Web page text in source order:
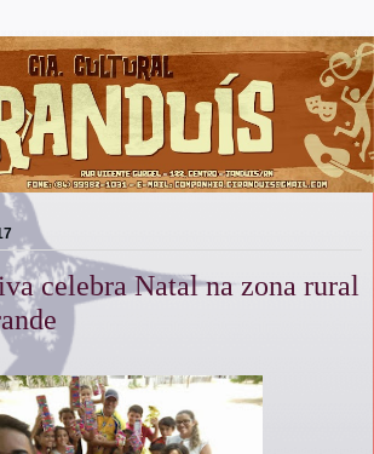
celebra Natal na zona rural